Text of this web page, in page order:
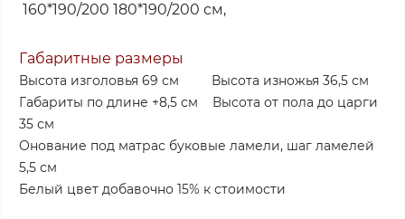
160*190/200 180*190/200 см,
Габаритные размеры
Высота изголовья 69 см Высота изножья 36,5 см
Габариты по длине +8,5 см Высота от пола до царги
35 см
Онование под матрас буковые ламели, шаг ламелей
5,5 см
Белый цвет добавочно 15% к стоимости